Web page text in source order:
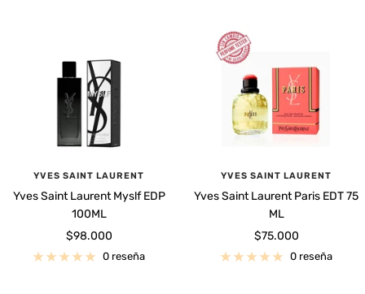
YVES SAINT LAURENT
Yves Saint Laurent Myslf EDP
100ML
Precio
de
$98.000
0 reseña
YVES SAINT LAURENT
Yves Saint Laurent Paris EDT 75
ML
Precio
de
$75.000
0 reseña